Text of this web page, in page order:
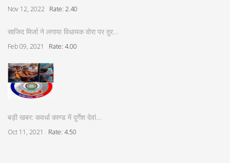
Nov 12, 2022 Rate: 2.40
साजिद मिर्जा ने लगाया विधायक वोरा पर दुर…
Feb 09, 2021 Rate: 4.00
बड़ी खबर: कवर्धा काण्ड में दुर्गेश देवां…
Oct 11, 2021 Rate: 4.50